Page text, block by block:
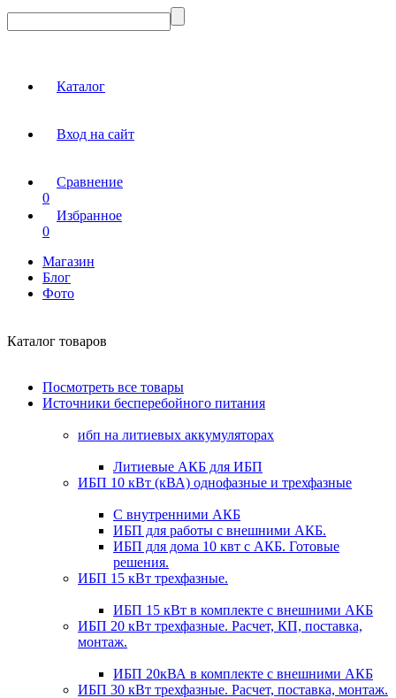
Каталог
Вход на сайт
Сравнение
0
Избранное
0
Магазин
Блог
Фото
Каталог товаров
Посмотреть все товары
Источники бесперебойного питания
ибп на литиевых аккумуляторах
Литиевые АКБ для ИБП
ИБП 10 кВт (кВА) однофазные и трехфазные
С внутренними АКБ
ИБП для работы с внешними АКБ.
ИБП для дома 10 квт с АКБ. Готовые
решения.
ИБП 15 кВт трехфазные.
ИБП 15 кВт в комплекте с внешними АКБ
ИБП 20 кВт трехфазные. Расчет, КП, поставка,
монтаж.
ИБП 20кВА в комплекте с внешними АКБ
ИБП 30 кВт трехфазные. Расчет, поставка, монтаж.